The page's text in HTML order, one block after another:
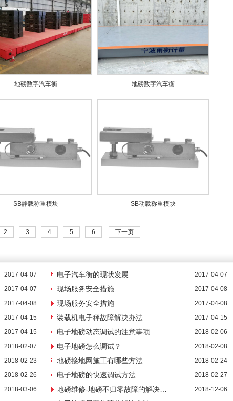
地磅数字汽车衡 地磅数字汽车衡
SB静载称重模块 SB动载称重模块
2 3 4 5 6 下一页
2017-04-07 2017-04-07
电子汽车衡的现状发展
2017-04-07 2017-04-08
现场服务安全措施
2017-04-08 2017-04-08
现场服务安全措施
2017-04-15 2017-04-15
装载机电子秤故障解决办法
2017-04-15 2018-02-06
电子地磅动态调试的注意事项
2018-02-07 2018-02-08
电子地磅怎么调试？
2018-02-23 2018-02-24
地磅接地网施工有哪些方法
2018-02-26 2018-02-27
电子地磅的快速调试方法
2018-03-06 2018-12-06
地磅维修-地磅不归零故障的解决…